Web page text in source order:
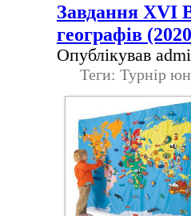
Завдання XVІ
географів
Опублікував
Теги: Турнір